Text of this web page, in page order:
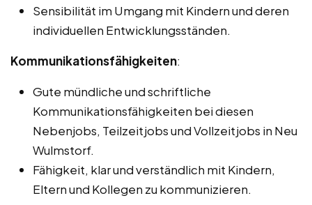
Sensibilität im Umgang mit Kindern und deren
individuellen Entwicklungsständen.
Kommunikationsfähigkeiten:
Gute mündliche und schriftliche
Kommunikationsfähigkeiten bei diesen
Nebenjobs, Teilzeitjobs und Vollzeitjobs in Neu
Wulmstorf.
Fähigkeit, klar und verständlich mit Kindern,
Eltern und Kollegen zu kommunizieren.